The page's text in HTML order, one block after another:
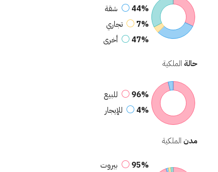
44%
شقة
7%
تجاري
47%
أخرى
حالة الملكية
96%
للبيع
4%
للإيجار
مدن الملكية
95%
بيروت